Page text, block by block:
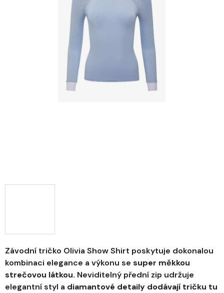
Závodní tričko Olivia Show Shirt poskytuje dokonalou
kombinaci elegance a výkonu se super měkkou
strečovou látkou. Neviditelný přední zip udržuje
elegantní styl a diamantové detaily dodávají tričku tu